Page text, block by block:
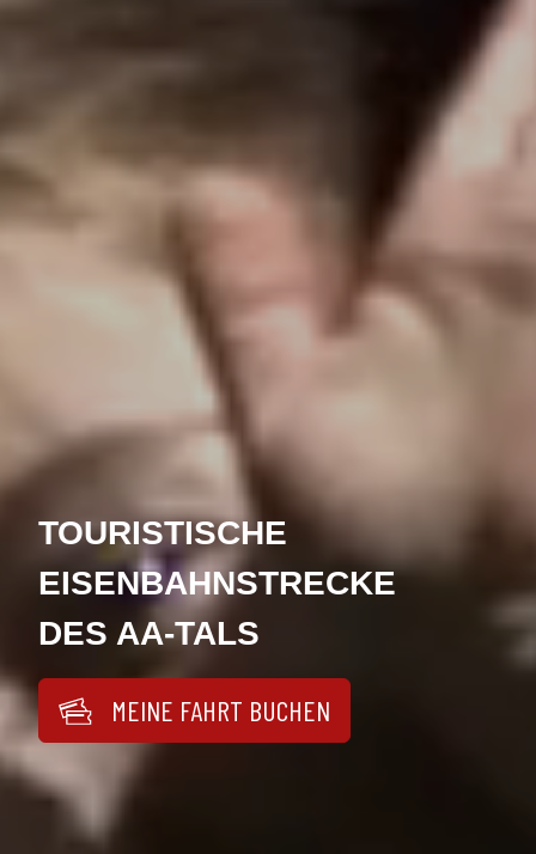
TOURISTISCHE
EISENBAHNSTRECKE
DES AA-TALS
MEINE FAHRT BUCHEN